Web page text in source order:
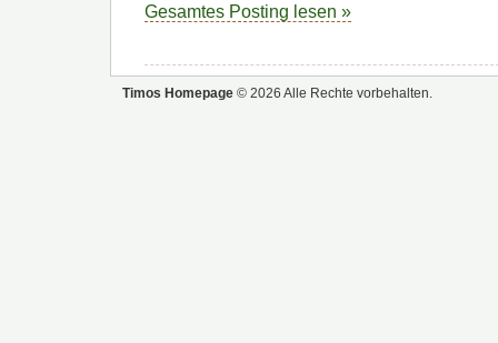
Gesamtes Posting lesen »
Timos Homepage © 2026 Alle Rechte vorbehalten.